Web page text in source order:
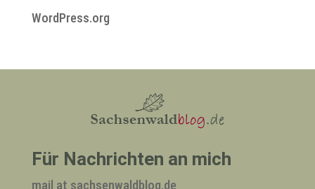
WordPress.org
Für Nachrichten an mich
mail at sachsenwaldblog.de